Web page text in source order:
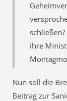
ihre
Nun soll die
Beitrag zur